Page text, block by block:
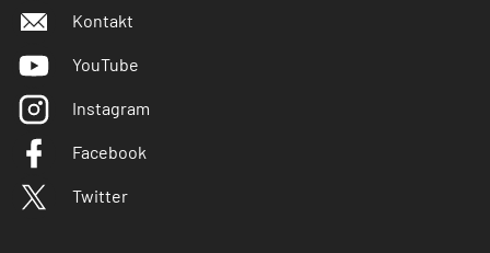
Kontakt
YouTube
Instagram
Facebook
Twitter